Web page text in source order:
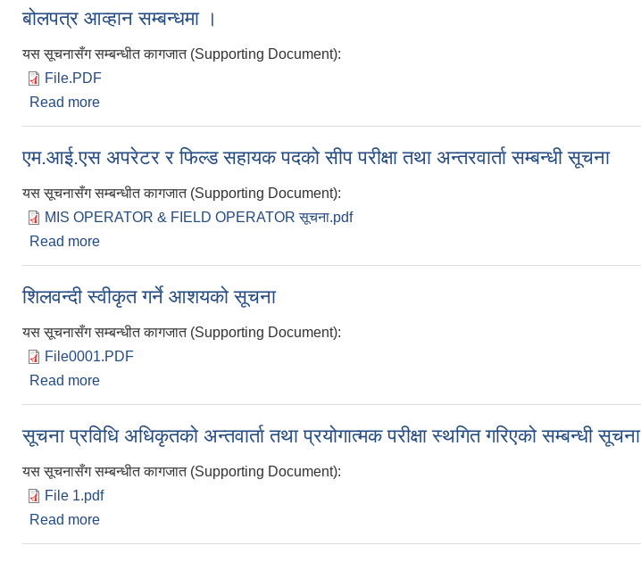
बोलपत्र आव्हान सम्बन्धमा ।
यस सूचनासँग सम्बन्धीत कागजात (Supporting Document):
File.PDF
Read more
एम.आई.एस अपरेटर र फिल्ड सहायक पदको सीप परीक्षा तथा अन्तरवार्ता सम्बन्धी सूचना
यस सूचनासँग सम्बन्धीत कागजात (Supporting Document):
MIS OPERATOR & FIELD OPERATOR सूचना.pdf
Read more
शिलवन्दी स्वीकृत गर्ने आशयको सूचना
यस सूचनासँग सम्बन्धीत कागजात (Supporting Document):
File0001.PDF
Read more
सूचना प्रविधि अधिकृतको अन्तवार्ता तथा प्रयोगात्मक परीक्षा स्थगित गरिएको सम्बन्धी सूचना
यस सूचनासँग सम्बन्धीत कागजात (Supporting Document):
File 1.pdf
Read more